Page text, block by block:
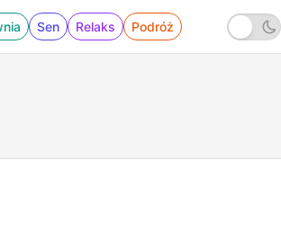
Sen Relaks Podróż